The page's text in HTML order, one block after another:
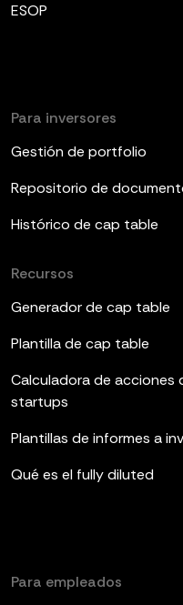
ESOP
Para inversores
Gestión de portfolio
Repositorio de
Histórico de cap table
Recursos
Generador de cap table
Plantilla de cap table
Calculadora de acciones
startups
Plantillas de informes a
Qué es el fully diluted
Para empleados